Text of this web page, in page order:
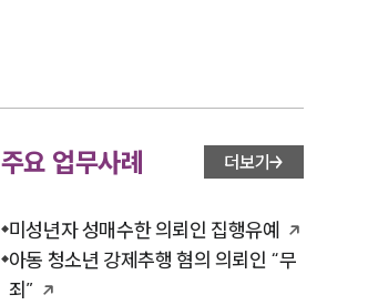
주요 업무사례 더보기
미성년자 성매수한 의뢰인 집행유예
아동 청소년 강제추행 혐의 의뢰인 “무
죄”